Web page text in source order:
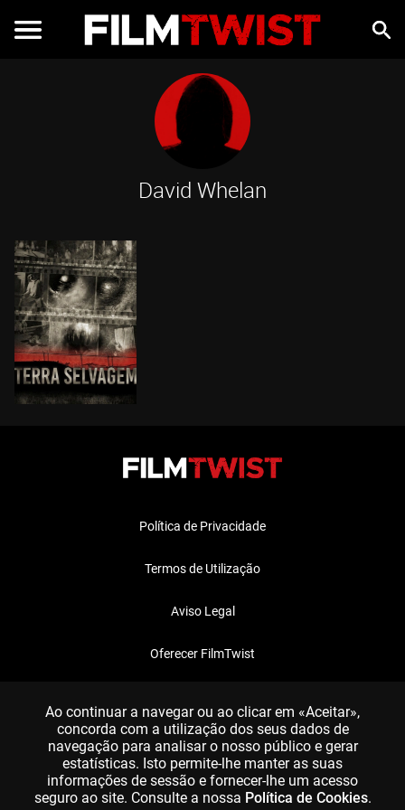
David Whelan
Política de Privacidade
Termos de Utilização
Aviso Legal
Oferecer FilmTwist
Ao continuar a navegar ou ao clicar em «Aceitar»,
concorda com a utilização dos seus dados de
navegação para analisar o nosso público e gerar
estatísticas. Isto permite-lhe manter as suas
informações de sessão e fornecer-lhe um acesso
seguro ao site. Consulte a nossa Política de Cookies.